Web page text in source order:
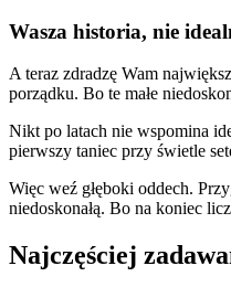
Wasza historia, nie
A teraz zdradzę Wam
porządku. Bo te małe
Nikt po latach nie wspomina
pierwszy taniec przy świetle
Więc weź głęboki oddech.
niedoskonałą. Bo na koniec
Najczęściej